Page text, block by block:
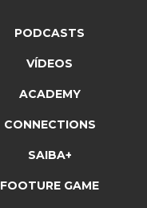
PODCASTS
VÍDEOS
ACADEMY
CONNECTIONS
SAIBA+
FOOTURE GAME